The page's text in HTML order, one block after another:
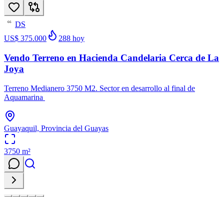
66
DS
US$ 375.000
288 hoy
Vendo Terreno en Hacienda Candelaria Cerca de La
Joya
Terreno Medianero 3750 M2. Sector en desarrollo al final de
Aquamarina
Guayaquil, Provincia del Guayas
3750 m²